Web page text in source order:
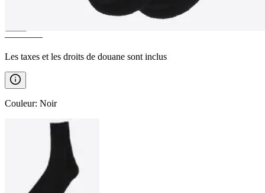
————
Les taxes et les droits de douane sont inclus
Couleur: Noir